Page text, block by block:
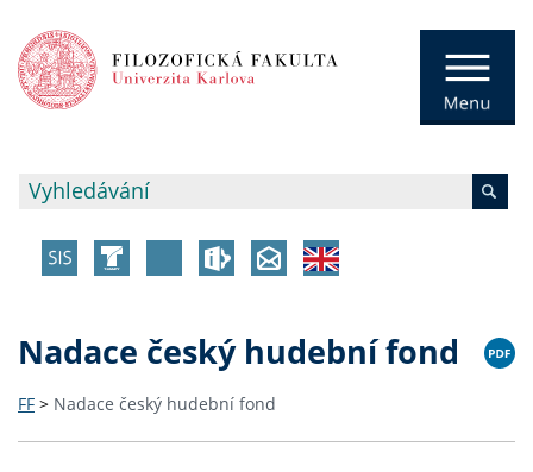
Nadace český hudební fond
FF > Nadace český hudební fond